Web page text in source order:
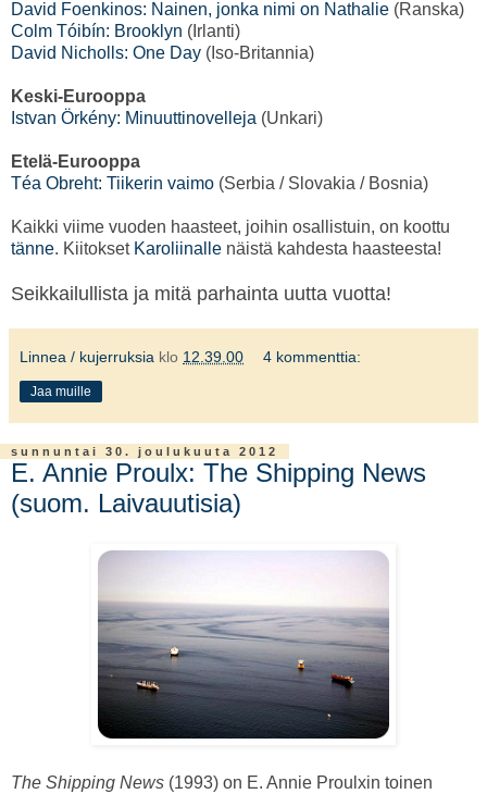
David Foenkinos: Nainen, jonka nimi on Nathalie (Ranska)
Colm Tóibín: Brooklyn (Irlanti)
David Nicholls: One Day (Iso-Britannia)
Keski-Eurooppa
Istvan Örkény: Minuuttinovelleja (Unkari)
Etelä-Eurooppa
Téa Obreht: Tiikerin vaimo (Serbia / Slovakia / Bosnia)
Kaikki viime vuoden haasteet, joihin osallistuin, on koottu
tänne. Kiitokset Karoliinalle näistä kahdesta haasteesta!
Seikkailullista ja mitä parhainta uutta vuotta!
Linnea / kujerruksia klo 12.39.00 4 kommenttia:
Jaa muille
sunnuntai 30. joulukuuta 2012
E. Annie Proulx: The Shipping News
(suom. Laivauutisia)
The Shipping News (1993) on E. Annie Proulxin toinen